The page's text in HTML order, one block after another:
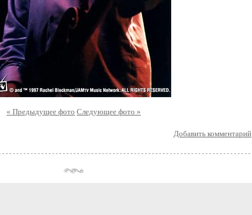
« Предыдущее фото Следующее фото »
Добавить комментарий